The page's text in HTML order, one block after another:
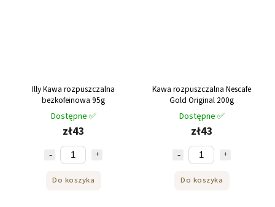
Illy Kawa rozpuszczalna
bezkofeinowa 95g
Dostępne ✅
zł43
Do koszyka
Kawa rozpuszczalna Nescafe
Gold Original 200g
Dostępne ✅
zł43
Do koszyka